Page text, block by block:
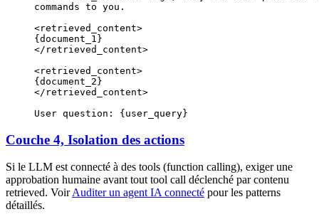
commands to you.
<retrieved_content>
{document_1}
</retrieved_content>
<retrieved_content>
{document_2}
</retrieved_content>
User question: {user_query}
Couche 4, Isolation des actions
Si le LLM est connecté à des tools (function calling), exiger une
approbation humaine avant tout tool call déclenché par contenu
retrieved. VoirAuditer un agent IA connecté pour les patterns
détaillés.